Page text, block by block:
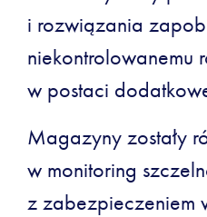
i rozwiązania
niekontrolowanemu
w postaci
Magazyny zostały
w monitoring
z zabezpieczeniem